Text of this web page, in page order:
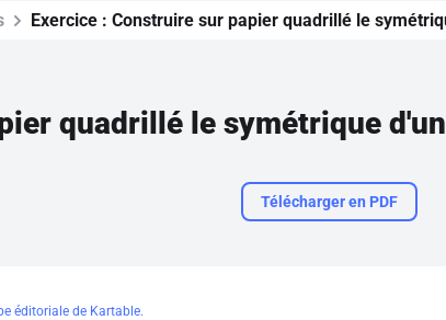
Exercice : Construire sur papier quadrillé le
Télécharger en PDF
éditoriale de Kartable.